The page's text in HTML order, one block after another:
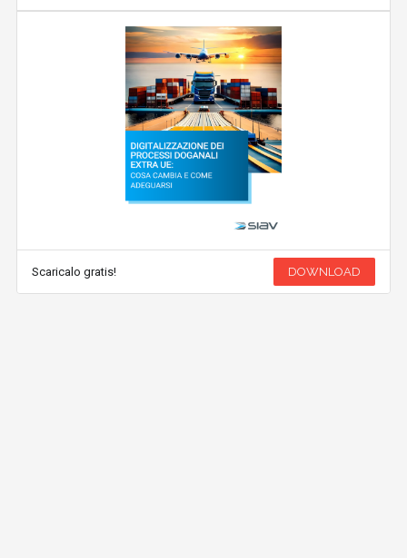
Scaricalo gratis! DOWNLOAD